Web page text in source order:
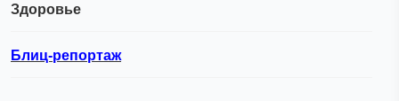
Здоровье
Блиц-репортаж